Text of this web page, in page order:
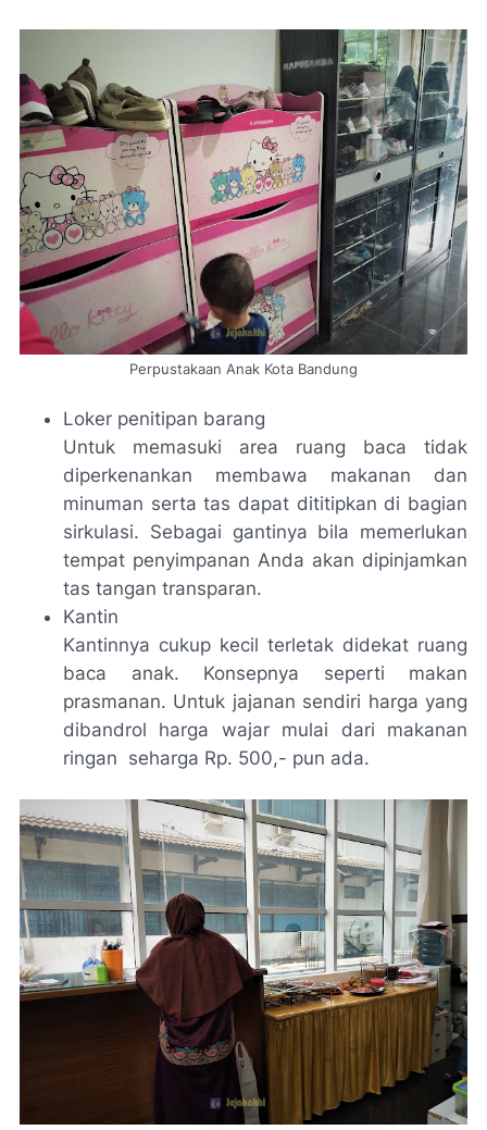
Perpustakaan Anak Kota Bandung
Loker penitipan barang
Untuk memasuki area ruang baca tidak
diperkenankan membawa makanan dan
minuman serta tas dapat dititipkan di bagian
sirkulasi. Sebagai gantinya bila memerlukan
tempat penyimpanan Anda akan dipinjamkan
tas tangan transparan.
Kantin
Kantinnya cukup kecil terletak didekat ruang
baca anak. Konsepnya seperti makan
prasmanan. Untuk jajanan sendiri harga yang
dibandrol harga wajar mulai dari makanan
ringan seharga Rp. 500,- pun ada.